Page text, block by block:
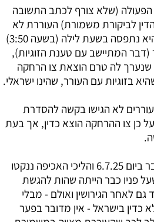
הפעולה (שלא צורף לכתב התשובה
לביקורת משמורת) העוררת לא
נתפסה ברחוב, אלא היא נתפסה בשעת לילה (בשעה 3:50)
המתיישב עם טענת הזוגיות),
לה טרם הוצאת צו הרחקה
בזוגיות עם העורר, שהינו ישראלי.
לא הגישו בקשה להסדרת
כן צו ההרחקה הוצא כדין, אך בעת
אכן, העורר התגרש כבר ביום 6.7.25 והליכי האכיפה ננקטו
18.9.25 כך שעל פניו כבר הייתה שהות להגשת
לאחר הגירושין ואולם - מבלי
בישראל - אין מדובר בפער